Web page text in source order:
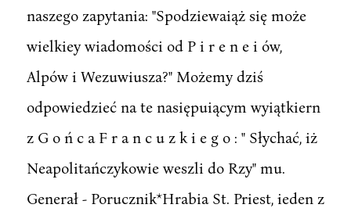
naszego zapytania: "Spodziewaiąż się może
wielkiey wiadomości od P i r e n e i ów,
Alpów i Wezuwiusza?" Możemy dziś
odpowiedzieć na te nasiępuiącym wyiątkiern
z G o ń c a F r a n c u z k i e g o : " Słychać, iż
Neapolitańczykowie weszli do Rzy" mu.
Generał - Porucznik*Hrabia St. Priest, ieden z